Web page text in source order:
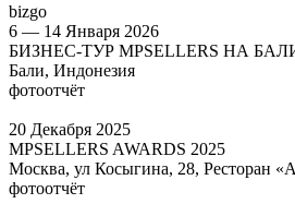
bizgo
6 — 14 Января 2026
БИЗНЕС-ТУР MPSELLERS НА
Бали, Индонезия
фотоотчёт
20 Декабря 2025
MPSELLERS AWARDS 2025
Москва, ул Косыгина, 28,
фотоотчёт